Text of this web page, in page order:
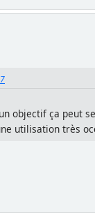
objectif ça peut
utilisation très